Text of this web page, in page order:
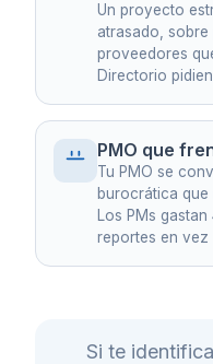
EJEMPLO REAL
Una empresa de
nadie había
Un proyecto
atrasado,
proveedores
Directorio
PMO que
Tu PMO se
burocrática
Los PMs
reportes en vez
Si te